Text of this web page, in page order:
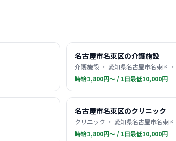
名古屋市名東区の介護施設
介護施設 ・ 愛知県名古屋市名東区
時給1,800円〜 / 1日最低10,000円
名古屋市名東区のクリニック
クリニック ・ 愛知県名古屋市名東区
時給1,800円〜 / 1日最低10,000円